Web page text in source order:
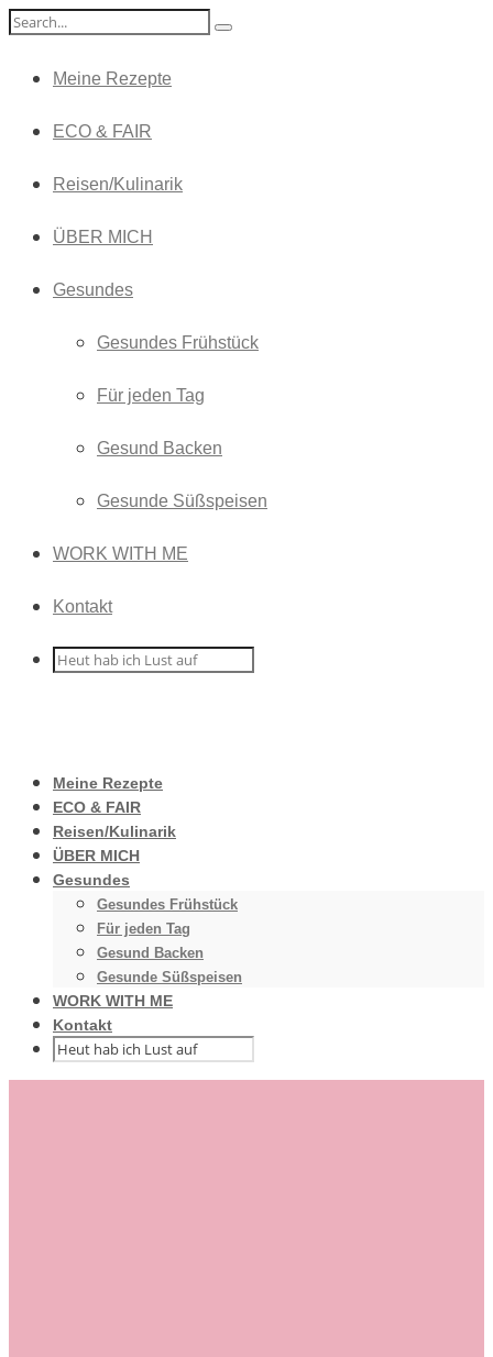
Meine Rezepte
ECO & FAIR
Reisen/Kulinarik
ÜBER MICH
Gesundes
Gesundes Frühstück
Für jeden Tag
Gesund Backen
Gesunde Süßspeisen
WORK WITH ME
Kontakt
Meine Rezepte
ECO & FAIR
Reisen/Kulinarik
ÜBER MICH
Gesundes
Gesundes Frühstück
Für jeden Tag
Gesund Backen
Gesunde Süßspeisen
WORK WITH ME
Kontakt